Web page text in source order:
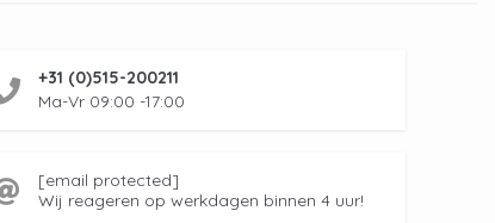
+31 (0)515-200211
Ma-Vr 09:00 -17:00
[email protected]
Wij reageren op werkdagen binnen 4 uur!